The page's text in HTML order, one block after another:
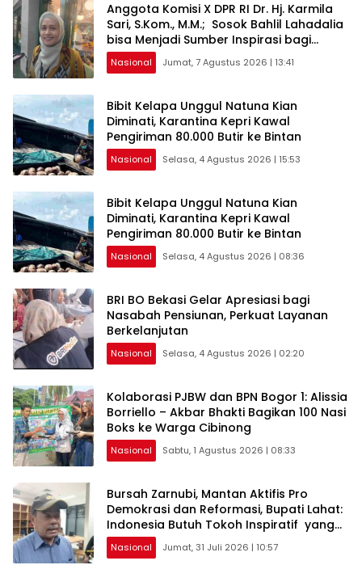
Anggota Komisi X DPR RI Dr. Hj. Karmila
Sari, S.Kom., M.M.; Sosok Bahlil Lahadalia
bisa Menjadi Sumber Inspirasi bagi
Generasi Muda, Pelaku Usaha,
Pemerintah, maupun Pemangku
sama Memberikan Kontribusi bagi
Pembangunan Nasional.
Nasional Jumat, 7 Agustus 2026 | 13:41
Bibit Kelapa Unggul Natuna Kian
Diminati, Karantina Kepri Kawal
Pengiriman 80.000 Butir ke Bintan
Nasional Selasa, 4 Agustus 2026 | 15:53
Bibit Kelapa Unggul Natuna Kian
Diminati, Karantina Kepri Kawal
Pengiriman 80.000 Butir ke Bintan
Nasional Selasa, 4 Agustus 2026 | 08:36
BRI BO Bekasi Gelar Apresiasi bagi
Nasabah Pensiunan, Perkuat Layanan
Berkelanjutan
Nasional Selasa, 4 Agustus 2026 | 02:20
Kolaborasi PJBW dan BPN Bogor 1: Alissia
Borriello – Akbar Bhakti Bagikan 100 Nasi
Boks ke Warga Cibinong
Nasional Sabtu, 1 Agustus 2026 | 08:33
Bursah Zarnubi, Mantan Aktifis Pro
Demokrasi dan Reformasi, Bupati Lahat:
Indonesia Butuh Tokoh Inspiratif yang
Konsisten Memperjuangkan Demokrasi,
Keadilan, dan Nilai-nilai Kemanusiaan
Nasional Jumat, 31 Juli 2026 | 10:57